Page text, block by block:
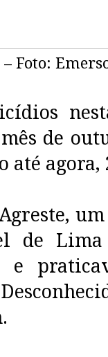
Foto:
de
até
de Lima
e